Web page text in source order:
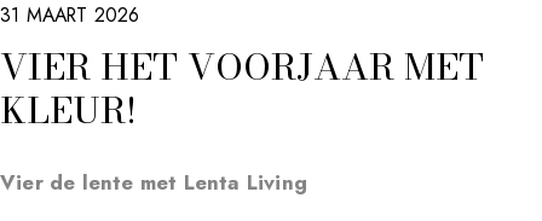
31 MAART 2026
VIER HET VOORJAAR MET
KLEUR!
Vier de lente met Lenta Living